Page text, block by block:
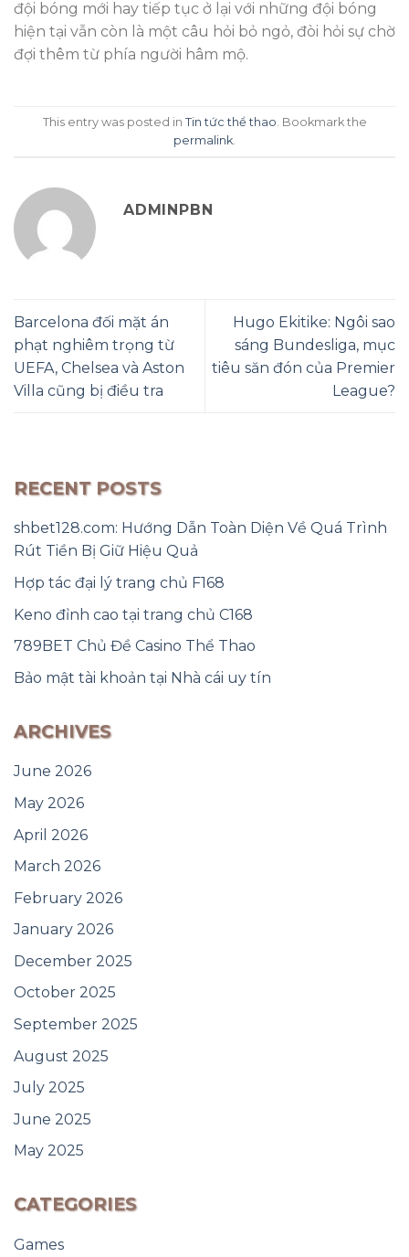
đội bóng mới hay tiếp tục ở lại với những đội bóng
hiện tại vẫn còn là một câu hỏi bỏ ngỏ, đòi hỏi sự chờ
đợi thêm từ phía người hâm mộ.
This entry was posted in Tin tức thể thao . Bookmark the
permalink
ADMINPBN
Barcelona đối mặt án
phạt nghiêm trọng từ
UEFA, Chelsea và Aston
Villa cũng bị điều tra
Hugo Ekitike: Ngôi sao
sáng Bundesliga, mục
tiêu săn đón của Premier
League?
RECENT POSTS
shbet128.com: Hướng Dẫn Toàn Diện Về Quá Trình
Rút Tiền Bị Giữ Hiệu Quả
Hợp tác đại lý trang chủ F168
Keno đỉnh cao tại trang chủ C168
789BET Chủ Đề Casino Thể Thao
Bảo mật tài khoản tại Nhà cái uy tín
ARCHIVES
June 2026
May 2026
April 2026
March 2026
February 2026
January 2026
December 2025
October 2025
September 2025
August 2025
July 2025
June 2025
May 2025
CATEGORIES
Games